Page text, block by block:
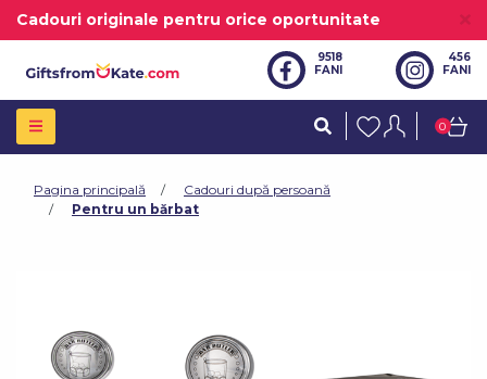
Cadouri originale pentru orice oportunitate
9518
FANI
456
FANI
0
Pagina principală
Cadouri după persoană
Pentru un bărbat